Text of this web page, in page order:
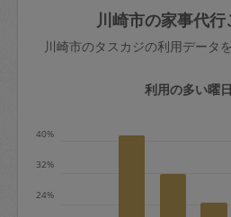
依頼者不在による当日
金額の100%＋交通費全
※例：依頼日時／土曜
金曜日9時～土曜日8時
きた場合は損害保険の
ご注意ください。
玉、など
あわせてこちらも参照
はありますか？
川崎市の家事代
川崎市のタスカジの利用データ
利用の多い曜
24%
32%
40%